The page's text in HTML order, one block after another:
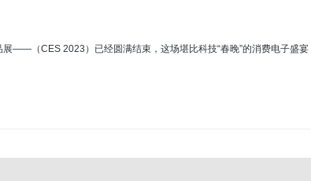
——（CES 2023）已经圆满结束，这场堪比科技“春晚”的消费电子盛宴